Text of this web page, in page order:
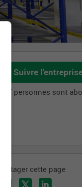
Suivre
437 personnes sont
Partager cette page